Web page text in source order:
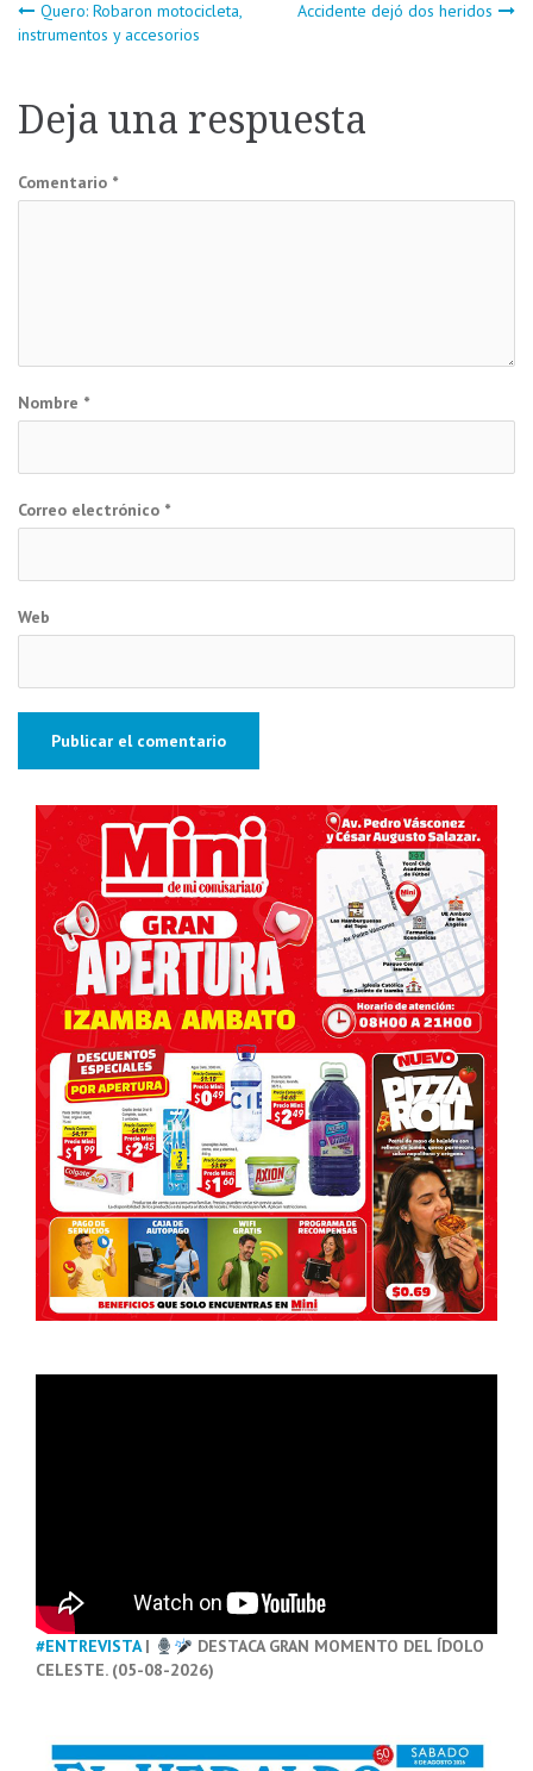
Navegación
entradas
Quero: Robaron motocicleta,
instrumentos y accesorios
Accidente dejó dos heridos
Deja una respuesta
Comentario *
Nombre *
Correo electrónico *
Web
#ENTREVISTA|
DESTACA GRAN MOMENTO DEL ÍDOLO
CELESTE. (05-08-2026)